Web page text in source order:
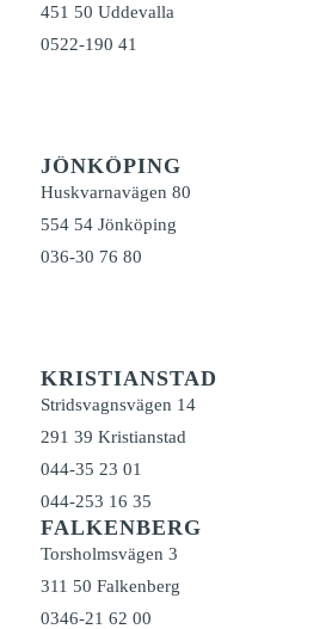
451 50 Uddevalla
0522-190 41
JÖNKÖPING
Huskvarnavägen 80
554 54 Jönköping
036-30 76 80
KRISTIANSTAD
Stridsvagnsvägen 14
291 39 Kristianstad
044-35 23 01
044-253 16 35
FALKENBERG
Torsholmsvägen 3
311 50 Falkenberg
0346-21 62 00